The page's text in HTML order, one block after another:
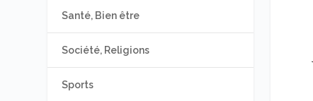
Santé, Bien être
Société, Religions
Sports